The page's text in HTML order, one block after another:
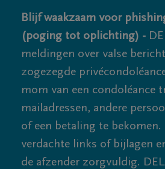
Blijf waakzaam voor
(poging tot oplichting) -
meldingen over valse
zogezegde
mom van een condoléance
mailadressen, andere
of een betaling te
verdachte links of bijlagen
de afzender zorgvuldig.